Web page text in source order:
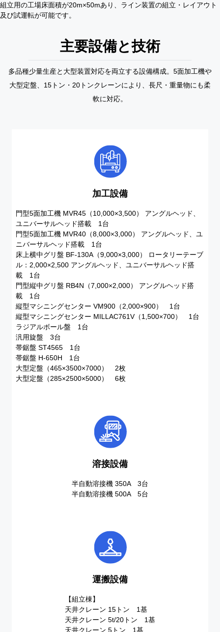
組立用の工場床面積が20m×50mあり、ライン装置の組立・レイアウト
及び試運転が可能です。
主要設備と技術
多品種少量生産と大型装置対応を両立する設備構成。5面加工機や
大型定盤、15トン・20トンクレーンにより、長尺・重量物にも柔
軟に対応。
加工設備
門型5面加工機 MVR45（10,000×3,500） アングルヘッド、
ユニバーサルヘッド搭載 1台
門型5面加工機 MVR40（8,000×3,000） アングルヘッド、ユ
ニバーサルヘッド搭載 1台
床上横中グリ盤 BF-130A（9,000×3,000） ロータリーテーブ
ル：2,000×2,500 アングルヘッド、ユニバーサルヘッド搭
載 1台
門型縦中グリ盤 RB4N（7,000×2,000） アングルヘッド搭
載 1台
縦型マシニングセンター VM900（2,000×900） 1台
縦型マシニングセンター MILLAC761V（1,500×700） 1台
ラジアルボール盤 1台
汎用旋盤 3台
帯鋸盤 ST4565 1台
帯鋸盤 H-650H 1台
大型定盤（465×3500×7000） 2枚
大型定盤（285×2500×5000） 6枚
溶接設備
半自動溶接機 350A 3台
半自動溶接機 500A 5台
運搬設備
【組立棟】
天井クレーン 15トン 1基
天井クレーン 5t/20トン 1基
天井クレーン 5トン 1基